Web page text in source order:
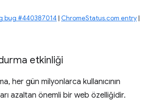
bug #440387014 | ChromeStatus.com entry|
etkinliği
her gün milyonlarca kullanıcının
azaltan önemli bir web özelliğidir.